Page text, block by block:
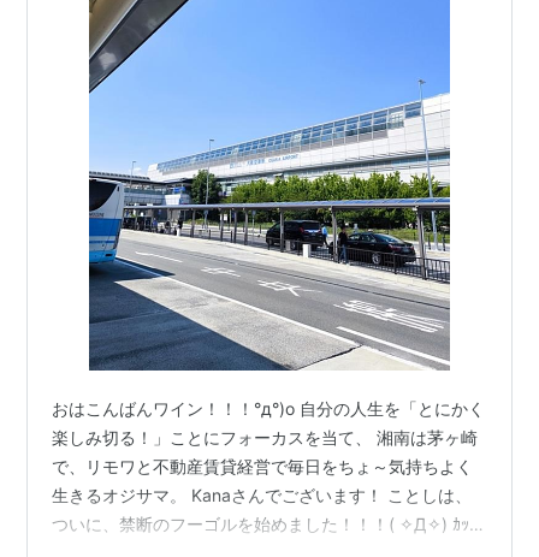
おはこんばんワイン！！！°д°)o 自分の人生を「とにかく
楽しみ切る！」ことにフォーカスを当て、 湘南は茅ヶ崎
で、リモワと不動産賃貸経営で毎日をちょ～気持ちよく
生きるオジサマ。 Kanaさんでございます！ ことしは、
ついに、禁断のフーゴルを始めました！！！( ✧Д✧) ｶｯ!!